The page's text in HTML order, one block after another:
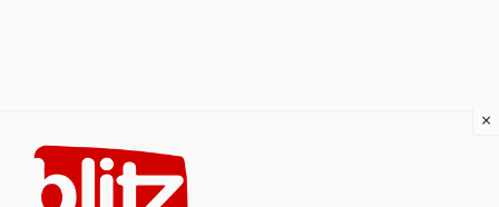
content
×